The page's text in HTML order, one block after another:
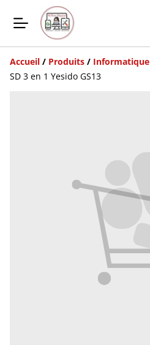
Accueil / Produits / Informatique
SD 3 en 1 Yesido GS13